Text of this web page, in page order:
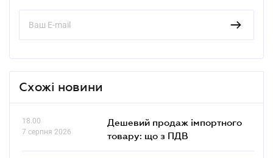
Схожі новини
18.00
7 серпня 2026
Дешевий продаж імпортного
товару: що з ПДВ